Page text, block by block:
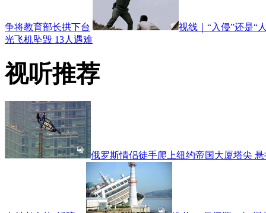
争将教育部长拱下台
视线｜“入侵”还是“
光飞机坠毁 13人遇难
视听推荐
俄罗斯情侣徒手爬上纽约帝国大厦塔尖